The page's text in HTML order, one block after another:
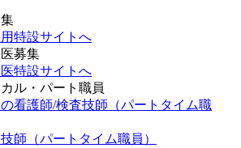
特設サイトへ
募集
特設サイトへ
ル・パート職員
看護師/検査技師（パートタイム職
師（パートタイム職員）